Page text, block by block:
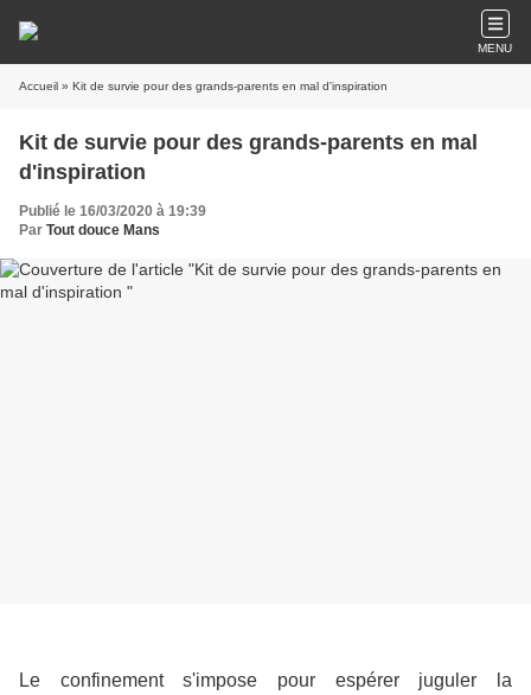
MENU
Accueil » Kit de survie pour des grands-parents en mal d'inspiration
Kit de survie pour des grands-parents en mal
d'inspiration
Publié le 16/03/2020 à 19:39
Par Tout douce Mans
Le confinement s'impose pour espérer juguler la